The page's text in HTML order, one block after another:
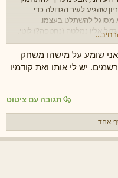
שהגיע לעיר הגדולה כדי
מסוגל להשתלט בעצמו.
אליו נמלטה (נחטפה?) לוטי,
אסור החל להירקם בינה ובין
גדולה. אבל דרמה גדולה
מכשף עוצמתי שהקבוצה צדה
מדם ורווי רפש חומצי מול
אשר כנראה קפץ מעל
המשמר מצאו את סופם בקרב
שומע על מישהו משחק
יש לי אותו ואת קודמיו
תגובה עם ציטוט
אחד